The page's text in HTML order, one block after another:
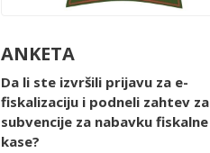
ANKETA
Da li ste izvršili prijavu za e-
fiskalizaciju i podneli zahtev za
subvencije za nabavku fiskalne
kase?